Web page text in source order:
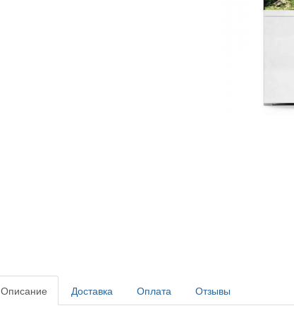
Описание Доставка Оплата Отзывы